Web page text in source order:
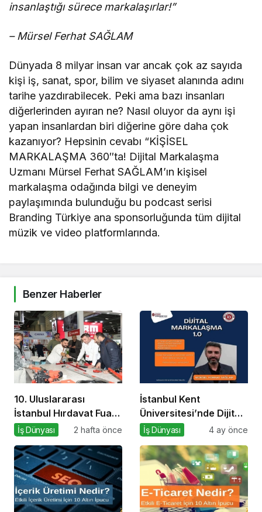
insanlaştığı sürece markalaşırlar!”
– Mürsel Ferhat SAĞLAM
Dünyada 8 milyar insan var ancak çok az sayıda
kişi iş, sanat, spor, bilim ve siyaset alanında adını
tarihe yazdırabilecek. Peki ama bazı insanları
diğerlerinden ayıran ne? Nasıl oluyor da aynı işi
yapan insanlardan biri diğerine göre daha çok
kazanıyor? Hepsinin cevabı “KİŞİSEL
MARKALAŞMA 360″ta! Dijital Markalaşma
Uzmanı Mürsel Ferhat SAĞLAM’ın kişisel
markalaşma odağında bilgi ve deneyim
paylaşımında bulunduğu bu podcast serisi
Branding Türkiye ana sponsorluğunda tüm dijital
müzik ve video platformlarında.
Benzer Haberler
10. Uluslararası
İstanbul Hırdavat Fuarı,
Küresel Ticaretin Yeni
Hazırlanıyor
İş Dünyası 2 hafta önce
İstanbul Kent
Üniversitesi’nde Dijital
Markalaşma 1.0
İş Dünyası 4 ay önce